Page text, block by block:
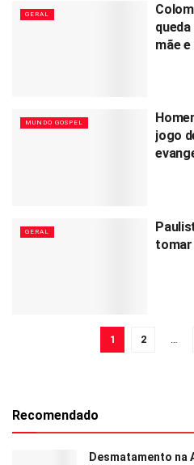
GERAL
mãe
MUNDO GOSPEL
jogo
GERAL
tomar
1 2 …
Recomendado
Desmatamento na